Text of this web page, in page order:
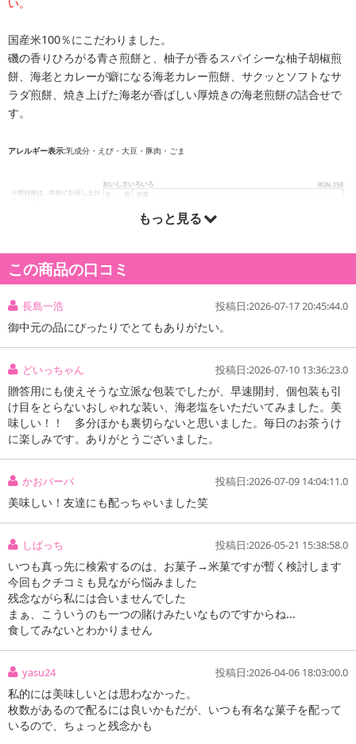
国産米100％にこだわりました。
磯の香りひろがる青さ煎餅と、柚子が香るスパイシーな柚子胡椒煎
餅、海老とカレーが癖になる海老カレー煎餅、サクッとソフトなサ
ラダ煎餅、焼き上げた海老が香ばしい厚焼きの海老煎餅の詰合せで
す。
アレルギー表示:乳成分・えび・大豆・豚肉・ごま
注意事項
お申込みの際は 「商品情報」に記載されている「注意事項」を
必ずご確認ください。
【キャンセルについて】
※お申込み後のキャンセルはお受けできません。
記載されている内容を必ずご確認いただき、お届けする商品セット
にご納得いただきましたうえでお申し込みください。
※パッケージ変更や商品リニューアル(成分など含む)等により、参考
の掲載画像や画像内のバーコードなど、お届け商品と多少異なる場
また、[新たな加工食品の原料原産地表示制度]の経過措置期間の終
了により、商品詳細内に記載の原産国・原材料の表記が旧表記の場
合がございます。
あらかじめご了承いただいた上でお申込みください。なお、本理由
もっと見る
この商品の口コミ
長島一浩 投稿日:2026-07-17 20:45:44.0
御中元の品にぴったりでとてもありがたい。
どいっちゃん 投稿日:2026-07-10 13:36:23.0
贈答用にも使えそうな立派な包装でしたが、早速開封、個包装も引
け目をとらないおしゃれな装い、海老塩をいただいてみました。美
味しい！！ 多分ほかも裏切らないと思いました。毎日のお茶うけ
に楽しみです。ありがとうございました。
かおバーバ 投稿日:2026-07-09 14:04:11.0
美味しい！友達にも配っちゃいました笑
しばっち 投稿日:2026-05-21 15:38:58.0
いつも真っ先に検索するのは、お菓子→米菓ですが暫く検討します
今回もクチコミも見ながら悩みました
残念ながら私には合いませんでした
まぁ、こういうのも一つの賭けみたいなものですからね...
食してみないとわかりません
yasu24 投稿日:2026-04-06 18:03:00.0
私的には美味しいとは思わなかった。
枚数があるので配るには良いかもだが、いつも有名な菓子を配って
いるので、ちょっと残念かも